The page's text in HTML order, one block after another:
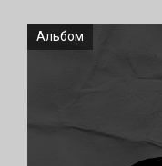
Альбом